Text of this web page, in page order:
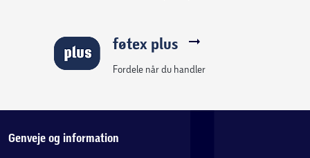
føtex plus
Fordele når du handler
Genveje og information